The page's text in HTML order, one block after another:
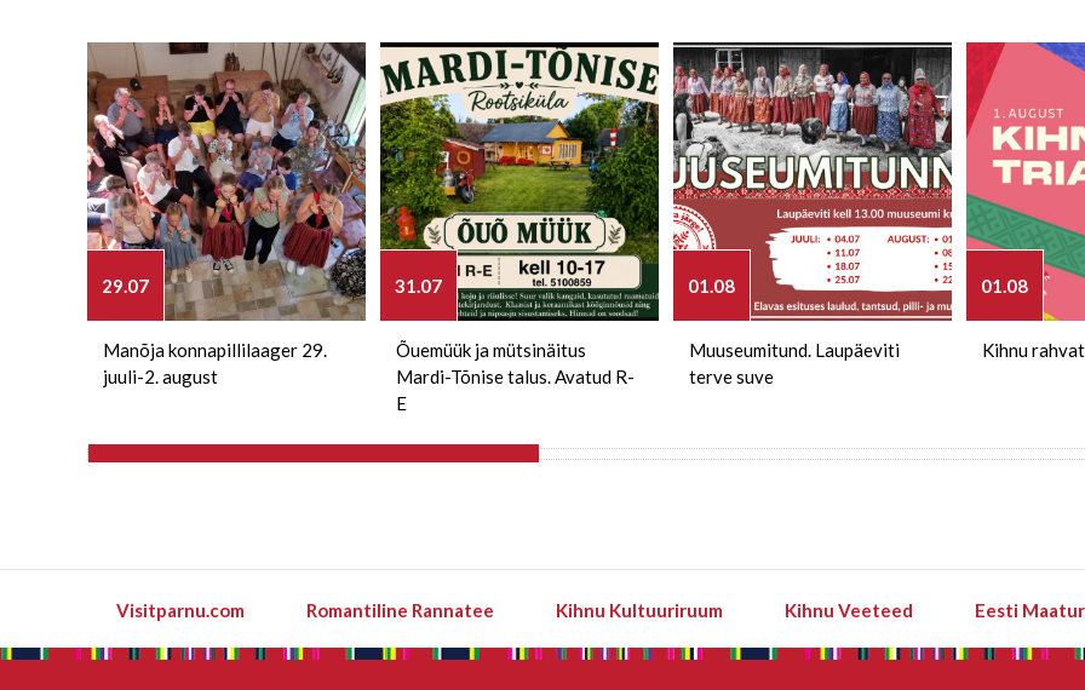
29.07
Manõja konnapillilaager 29.
juuli-2. august
31.07
Õuemüük ja mütsinäitus
Mardi-Tõnise talus. Avatud R-
E
01.08
Muuseumitund. Laupäeviti
terve suve
01.08
Kihnu
Visitparnu.com Romantiline Rannatee Kihnu Kultuuriruum Kihnu Veeteed Eesti